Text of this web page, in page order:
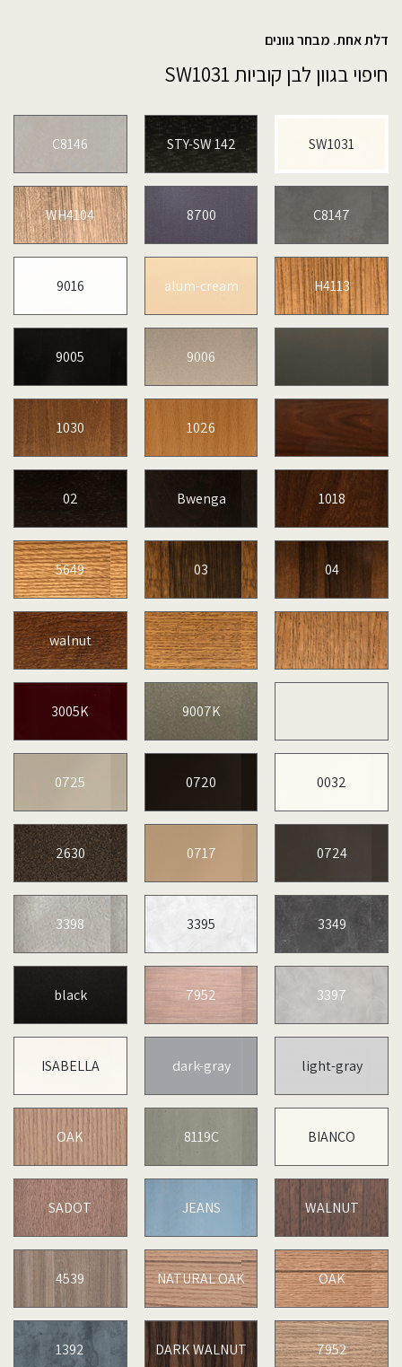
SW1031
STY-SW 142
C8146
C8147
8700
WH4104
H4113
alum-cream
9016
9006
9005
1026
1030
1018
Bwenga
02
04
03
5649
walnut
9007K
3005K
0032
0720
0725
0724
0717
2630
3349
3395
3398
3397
7952
black
light-gray
dark-gray
ISABELLA
BIANCO
8119C
OAK
WALNUT
JEANS
SADOT
OAK
NATURAL OAK
4539
7952
DARK WALNUT
1392
דלת אחת. מבחר גוונים
חיפוי בגוון לבן קוביות SW1031